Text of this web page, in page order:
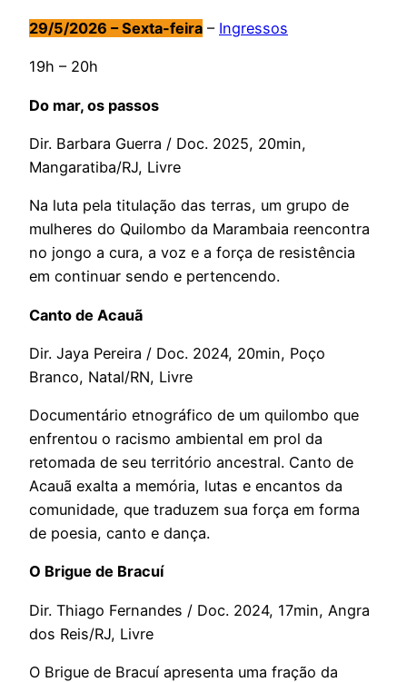
29/5/2026 – Sexta-feira – Ingressos
19h – 20h
Do mar, os passos
Dir. Barbara Guerra / Doc. 2025, 20min,
Mangaratiba/RJ, Livre
Na luta pela titulação das terras, um grupo de
mulheres do Quilombo da Marambaia reencontra
no jongo a cura, a voz e a força de resistência
em continuar sendo e pertencendo.
Canto de Acauã
Dir. Jaya Pereira / Doc. 2024, 20min, Poço
Branco, Natal/RN, Livre
Documentário etnográfico de um quilombo que
enfrentou o racismo ambiental em prol da
retomada de seu território ancestral. Canto de
Acauã exalta a memória, lutas e encantos da
comunidade, que traduzem sua força em forma
de poesia, canto e dança.
O Brigue de Bracuí
Dir. Thiago Fernandes / Doc. 2024, 17min, Angra
dos Reis/RJ, Livre
O Brigue de Bracuí apresenta uma fração da